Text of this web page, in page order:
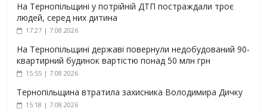
На Тернопільщині у потрійній ДТП постраждали троє
людей, серед них дитина
17:27 | 7.08.2026
На Тернопільщині державі повернули недобудований 90-
квартирний будинок вартістю понад 50 млн грн
15:55 | 7.08.2026
Тернопільщина втратила захисника Володимира Дичку
15:18 | 7.08.2026